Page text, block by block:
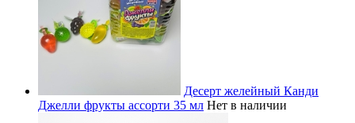
Десерт желейный Канди
Джелли фрукты ассорти 35 мл Нет в наличии